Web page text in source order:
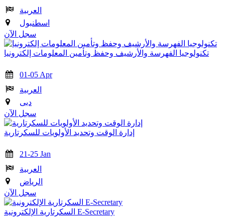
العربية
اسطنبول
سجل الآن
تكنولوجيا الفهرسة والأرشيف وحفظ وتأمين المعلومات إلكترونيا
01-05 Apr
العربية
دبى
سجل الآن
إدارة الوقت وتحديد الأولويات للسكرتارية
21-25 Jan
العربية
الرياض
سجل الآن
السكرتارية الإلكترونية E-Secretary